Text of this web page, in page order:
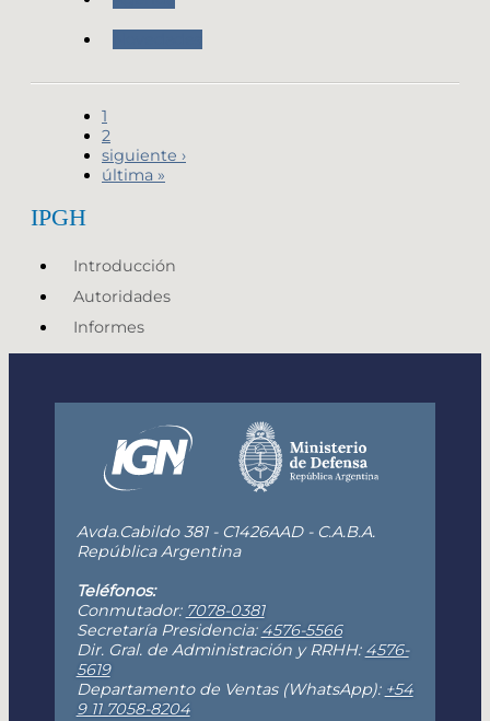
1
2
siguiente ›
última »
IPGH
Introducción
Autoridades
Informes
Avda.Cabildo 381 - C1426AAD - C.A.B.A.
República Argentina
Teléfonos:
Conmutador: 7078-0381
Secretaría Presidencia: 4576-5566
Dir. Gral. de Administración y RRHH: 4576-
5619
Departamento de Ventas (WhatsApp): +54
9 11 7058-8204